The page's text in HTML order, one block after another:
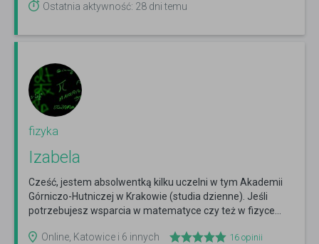
Ostatnia aktywność: 28 dni temu
fizyka
Izabela
Cześć, jestem absolwentką kilku uczelni w tym Akademii
Górniczo-Hutniczej w Krakowie (studia dzienne). Jeśli
potrzebujesz wsparcia w matematyce czy też w fizyce...
Online, Katowice i 6 innych
16 opinii